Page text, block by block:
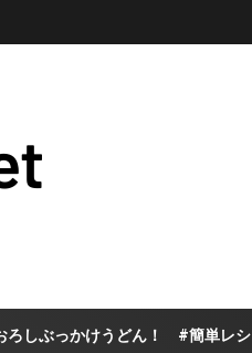
けうどん！ #簡単レシピ #うどん